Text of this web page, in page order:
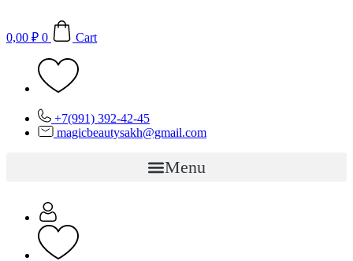
содержимому
0,00 ₽ 0 Cart
+7(991) 392-42-45
magicbeautysakh@gmail.com
Menu